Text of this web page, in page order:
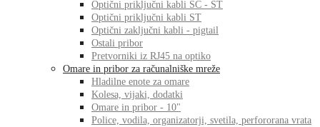
Optični priključni kabli SC - ST
Optični priključni kabli ST
Optični zaključni kabli - pigtail
Ostali pribor
Pretvorniki iz RJ45 na optiko
Omare in pribor za računalniške mreže
Hladilne enote za omare
Kolesa, vijaki, dodatki
Omare in pribor - 10"
Police, vodila, organizatorji, svetila, perfororana vrata